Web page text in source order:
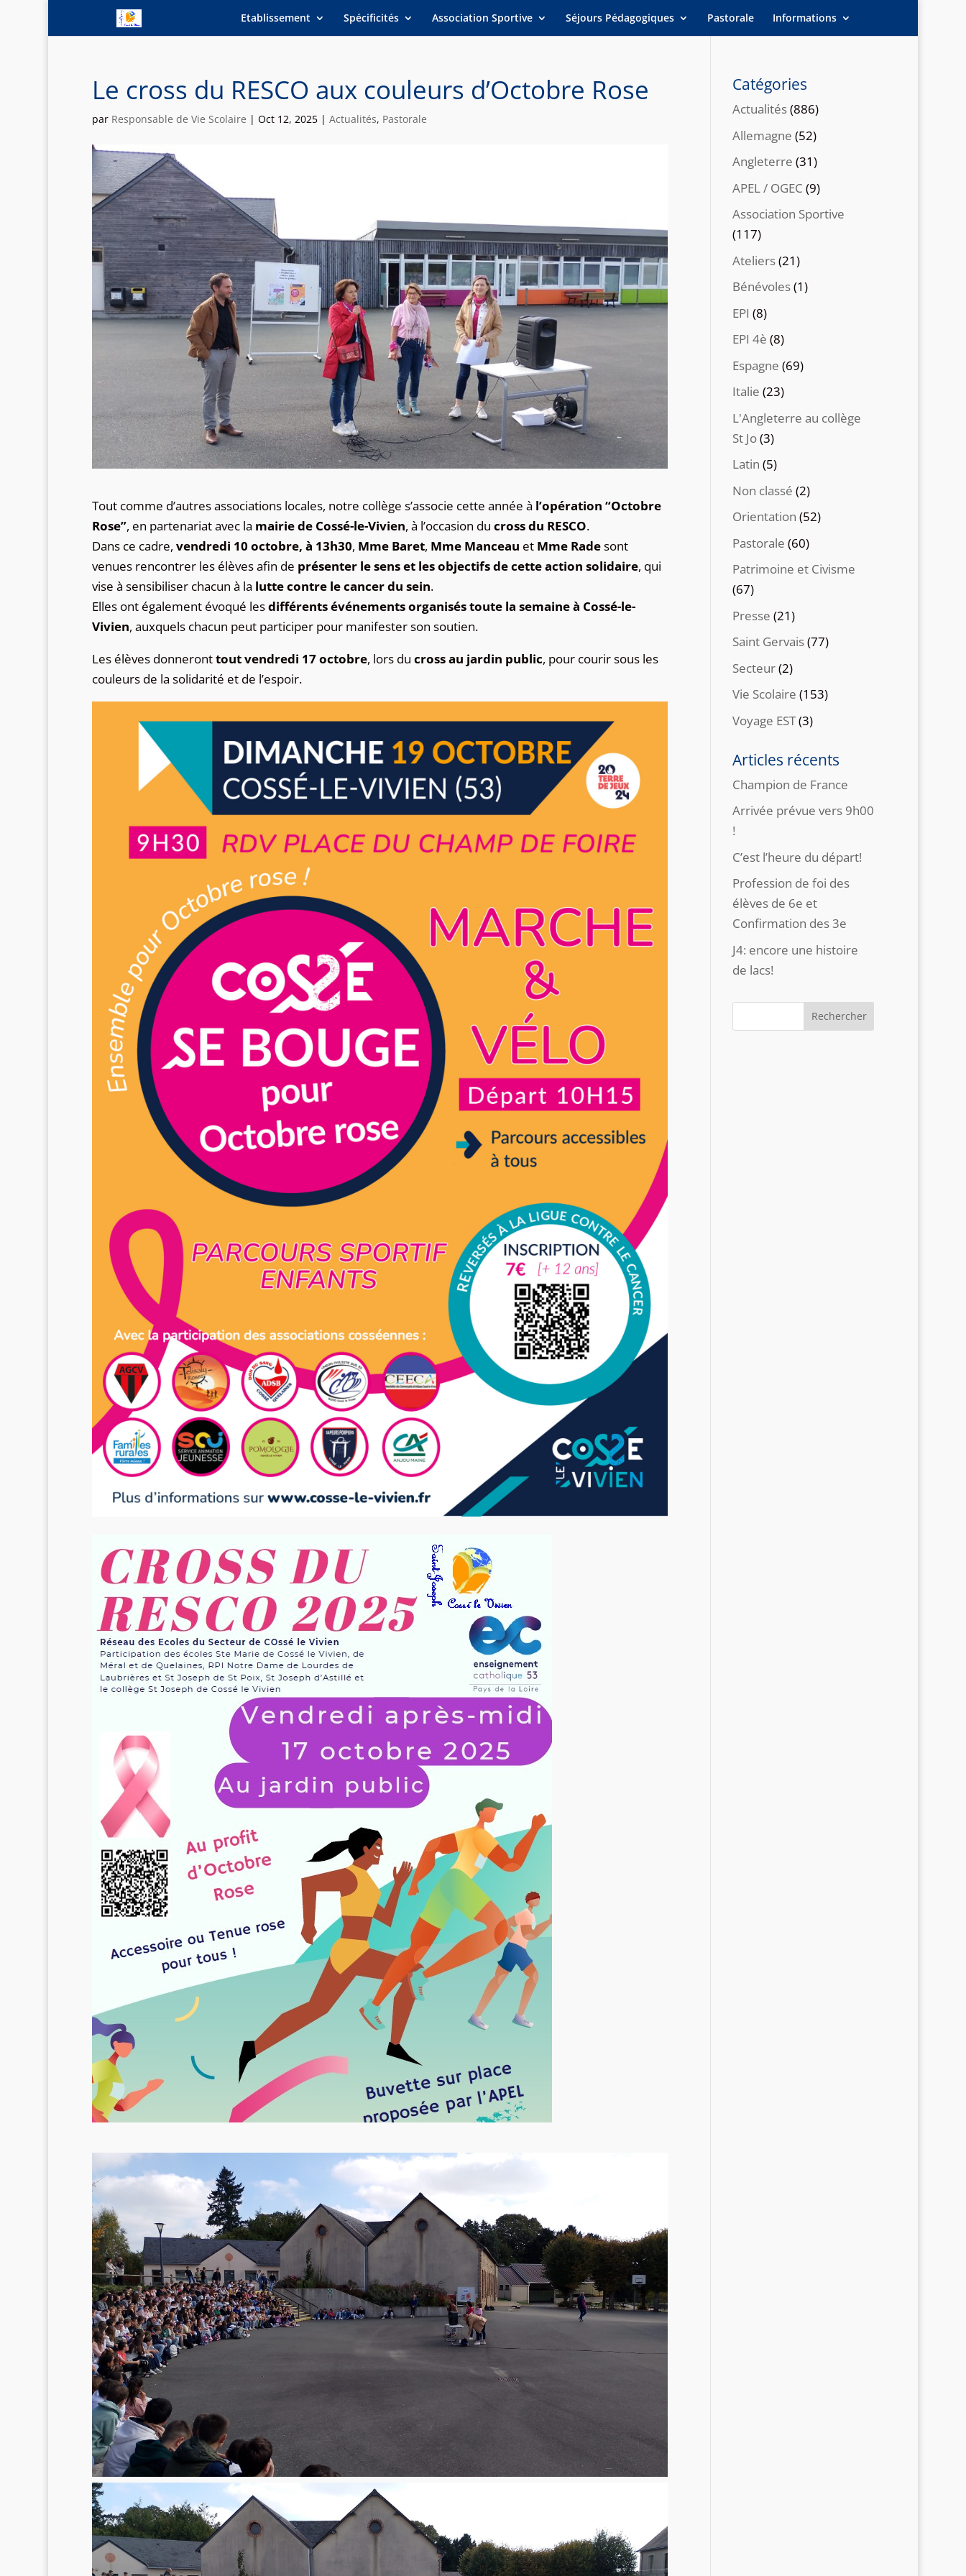
Etablissement Spécificités Association Sportive Séjours Pédagogiques Pastorale Informations
Le cross du RESCO aux couleurs d’Octobre Rose
par Responsable de Vie Scolaire | Oct 12, 2025| Actualités, Pastorale
Tout comme d’autres associations locales, notre collège s’associe cette année à l’opération “Octobre
Rose”, en partenariat avec la mairie de Cossé-le-Vivien, à l’occasion du cross du RESCO.
Dans ce cadre, vendredi 10 octobre, à 13h30, Mme Baret, Mme Manceau et Mme Radesont
venues rencontrer les élèves afin de présenter le sens et les objectifs de cette action solidaire, qui
vise à sensibiliser chacun à la lutte contre le cancer du sein.
Elles ont également évoqué lesdifférents événements organisés toute la semaine à Cossé-le-
Vivien, auxquels chacun peut participer pour manifester son soutien.
Les élèves donneronttout vendredi 17 octobre, lors du cross au jardin public, pour courir sous les
couleurs de la solidarité et de l’espoir.
Catégories
Actualités(886)
Allemagne (52)
Angleterre (31)
APEL / OGEC (9)
Association Sportive
(117)
Ateliers(21)
Bénévoles(1)
EPI (8)
EPI 4è (8)
Espagne (69)
Italie (23)
L'Angleterre au collège
St Jo(3)
Latin (5)
Non classé (2)
Orientation (52)
Pastorale (60)
Patrimoine et Civisme
(67)
Presse (21)
Saint Gervais(77)
Secteur(2)
Vie Scolaire (153)
Voyage EST(3)
Articles récents
Champion de France
Arrivée prévue vers 9h00
!
C’est l’heure du départ!
Profession de foi des
élèves de 6e et
Confirmation des 3e
J4: encore une histoire
de lacs!